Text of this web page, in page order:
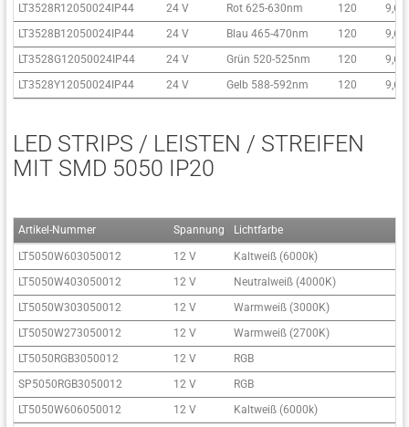
LT3528R12050024IP44
24 V Rot 625-630nm 120
9,6
LT3528B12050024IP44
24 V Blau 465-470nm 120
9,6
LT3528G12050024IP44
24 V Grün 520-525nm 120
9,6
LT3528Y12050024IP44
24 V Gelb 588-592nm 120 9,6
LED STRIPS / LEISTEN / STREIFEN
MIT SMD 5050 IP20
Artikel-Nummer Spannung Lichtfarbe
LT5050W603050012 12 V Kaltweiß (6000k)
LT5050W403050012
12 V Neutralweiß (4000K)
LT5050W303050012
12 V Warmweiß (3000K)
LT5050W273050012
12 V Warmweiß (2700K)
LT5050RGB3050012
12 V RGB
SP5050RGB3050012
12 V RGB
LT5050W606050012
12 V Kaltweiß (6000k)